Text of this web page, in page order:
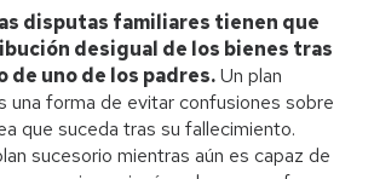
disputas familiares tienen que
desigual de los bienes tras
uno de los padres.Un plan
una forma de evitar confusiones sobre
que suceda tras su fallecimiento.
sucesorio mientras aún es capaz de